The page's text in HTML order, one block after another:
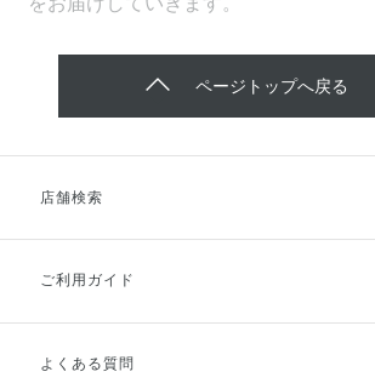
ページトップへ戻る
店舗検索
ご利用ガイド
ご利用ガイドトップ
よくある質問